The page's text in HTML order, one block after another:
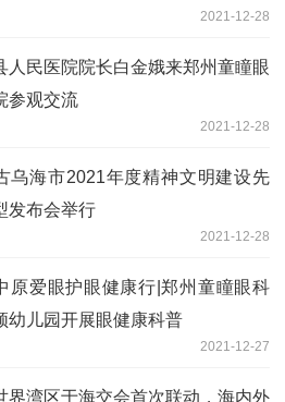
2021-12-28
人民医院院长白金娥来郑州童瞳眼
参观交流
2021-12-28
乌海市2021年度精神文明建设先
发布会举行
2021-12-28
原爱眼护眼健康行|郑州童瞳眼科
幼儿园开展眼健康科普
2021-12-27
界湾区于海交会首次联动，海内外